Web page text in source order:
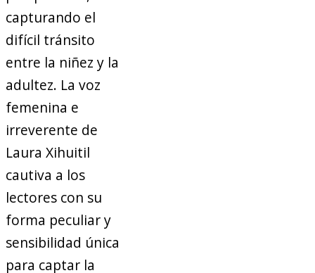
capturando el
difícil tránsito
entre la niñez y la
adultez. La voz
femenina e
irreverente de
Laura Xihuitil
cautiva a los
lectores con su
forma peculiar y
sensibilidad única
para captar la